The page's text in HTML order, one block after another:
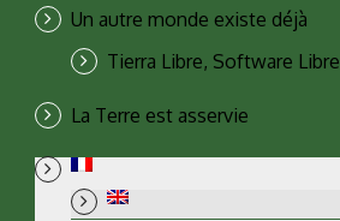
Un autre monde existe déjà
Tierra Libre, Software Libre
La Terre est asservie